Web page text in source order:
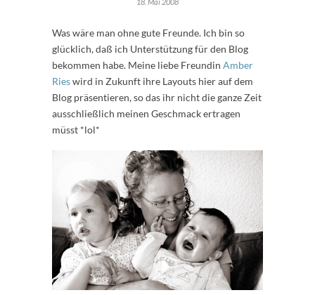
18. Mai 2008
Was wäre man ohne gute Freunde. Ich bin so
glücklich, daß ich Unterstützung für den Blog
bekommen habe. Meine liebe Freundin Amber
Rieswird in Zukunft ihre Layouts hier auf dem
Blog präsentieren, so das ihr nicht die ganze Zeit
ausschließlich meinen Geschmack ertragen
müsst *lol*